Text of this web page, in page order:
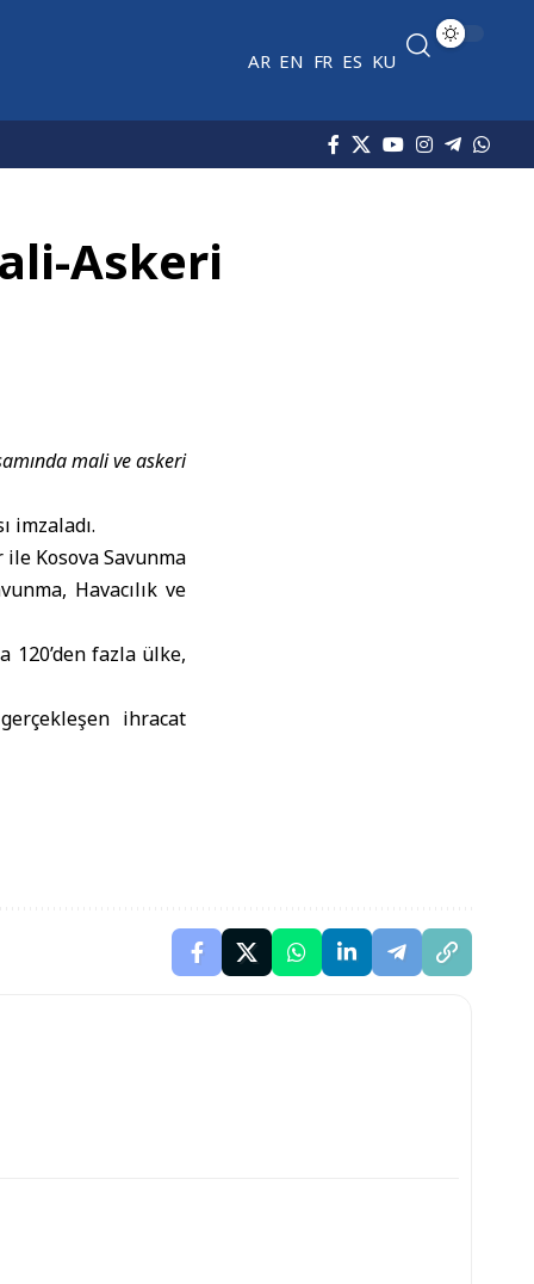
AR EN FR ES KU
Askeri
mali ve askeri
imzaladı.
Kosova Savunma
Havacılık ve
120’den fazla ülke,
ihracat